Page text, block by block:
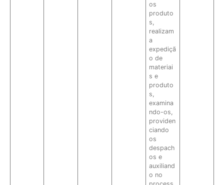
os
produto
s,
realizam
a
expediçã
o de
materiai
s e
produto
s,
examina
ndo-os,
providen
ciando
os
despach
os e
auxiliand
o no